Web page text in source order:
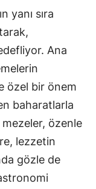
yanı sıra
Ana
özel bir önem
baharatlarla
özenle
lezzetin
gözle de